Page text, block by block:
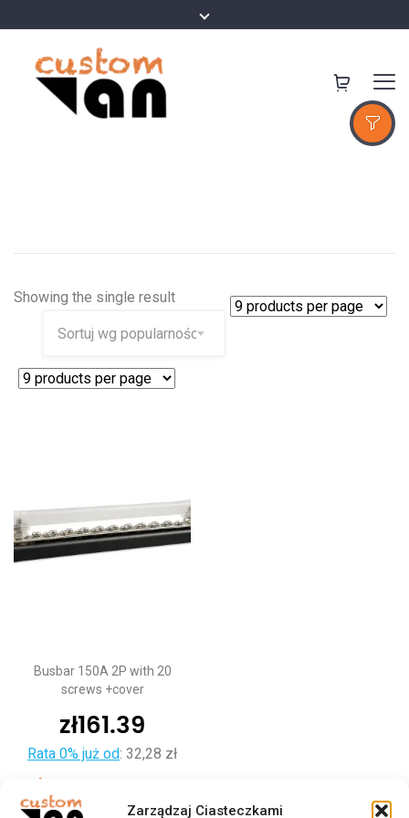
Zarządzaj Ciasteczkami
Showing the single result
Busbar 150A 2P with 20
screws +cover
zł161.39
Rata 0% już od: 32,28 zł